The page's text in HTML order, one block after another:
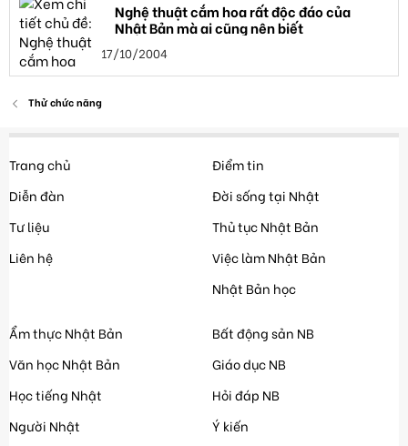
Nghệ thuật cắm hoa rất độc đáo của
Nhật Bản mà ai cũng nên biết
17/10/2004
Thử chức năng
Trang chủ
Diễn đàn
Tư liệu
Liên hệ
Điểm tin
Đời sống tại Nhật
Thủ tục Nhật Bản
Việc làm Nhật Bản
Nhật Bản học
Ẩm thực Nhật Bản
Văn học Nhật Bản
Học tiếng Nhật
Người Nhật
Bất động sản NB
Giáo dục NB
Hỏi đáp NB
Ý kiến